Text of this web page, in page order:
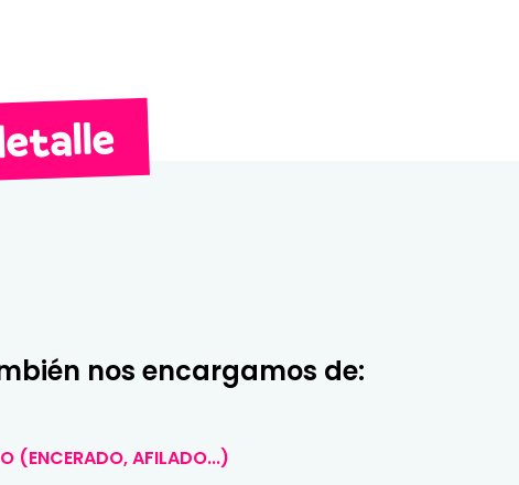
nos encargamos de:
(ENCERADO, AFILADO...)